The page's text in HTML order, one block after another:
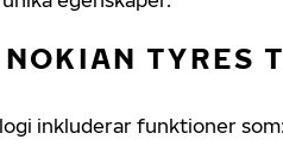
TYRES
inkluderar funktioner